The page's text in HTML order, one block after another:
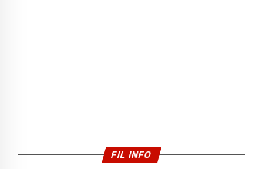
FIL INFO